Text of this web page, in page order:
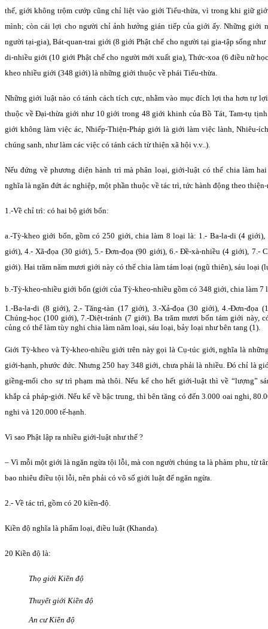
thế, giới không trộm cướp cũng chỉ liệt vào giới Tiểu-thừa, vì trong khi giữ
mình; còn cái lợi cho người chỉ ảnh hưởng gián tiếp của giới ấy. Những giới
người tại-gia), Bát-quan-trai giới (8 giới Phật chế cho người tại gia-tập sống
di-nhiều giới (10 giới Phật chế cho người mới xuất gia), Thức-xoa (6 điều nữ
kheo nhiều giới (348 giới) là những giới thuộc về phái Tiểu-thừa.
Những giới luật nào có tánh cách tích cực, nhằm vào mục đích lợi tha hơn tự
thuộc về Ðại-thừa giới như 10 giới trong 48 giới khinh của Bồ Tát, Tam-tụ
giới không làm việc ác, Nhiếp-Thiện-Pháp giới là giới làm việc lành, Nhiêu-
chúng sanh, như làm các việc có tánh cách từ thiện xã hội v.v..).
Nếu đứng về phương diện hành trì mà phân loại, giới-luật có thể chia làm
nghĩa là ngăn đứt ác nghiệp, một phần thuộc về tác trì, tức hành động theo
1.-Về chỉ trì: có hai bộ giới bổn:
a.-Tỳ-kheo giới bổn, gồm có 250 giới, chia làm 8 loại là: 1.- Ba-la-di (4 giới),
giới), 4.- Xã-đọa (30 giới), 5.- Ðơn-đọa (90 giới), 6.- Ðề-xà-nhiều (4 giới), 7.-
giới). Hai trăm năm mươi giới này có thể chia làm tám loại (ngũ thiên), sáu loại
b.-Tỳ-kheo-nhiều giới bổn (giới của Tỳ-kheo-nhiều gồm có 348 giới, chia làm 7
1.-Ba-la-di (8 giới), 2.- Tăng-tàn (17 giới), 3.-Xả-đọa (30 giới), 4.-Ðơn-đọa
Chúng-học (100 giới), 7.-Diệt-tránh (7 giới). Ba trăm mươi bốn tám giới này,
củng có thể làm tùy nghi chia làm năm loại, sáu loại, bảy loại như bên tang (1).
Giới Tỳ-kheo và Tỳ-kheo-nhiều giới trên này gọi là Cụ-túc giới, nghĩa là
giới-hạnh, phước đức. Nhưng 250 hay 348 giới, chưa phải là nhiều. Ðó chỉ là
giềng-mối cho sự trì phạm mà thôi. Nếu kể cho hết giới-luật thì về “lượng”
khắp cả pháp-giới. Nếu kể về bậc trung, thì bên tăng có đến 3.000 oai nghi,
nghi và 120.000 tế-hạnh.
Vì sao Phật lập ra nhiều giới-luật như thế ?
– Vì mỗi một giới là ngăn ngừa tội lỗi, mà con người chúng ta là phàm phu, từ
bao nhiêu điều tội lỗi, nên phải có vô số giới luật để ngăn ngừa.
2.- Về tác trì, gồm có 20 kiền-độ.
Kiền độ nghĩa là phẩm loại, điều luật (Khanda).
20 Kiền độ là:
Thọ giới Kiền độ
Thuyết giới Kiền độ
An cư Kiền độ